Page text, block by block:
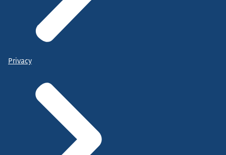
Privacy